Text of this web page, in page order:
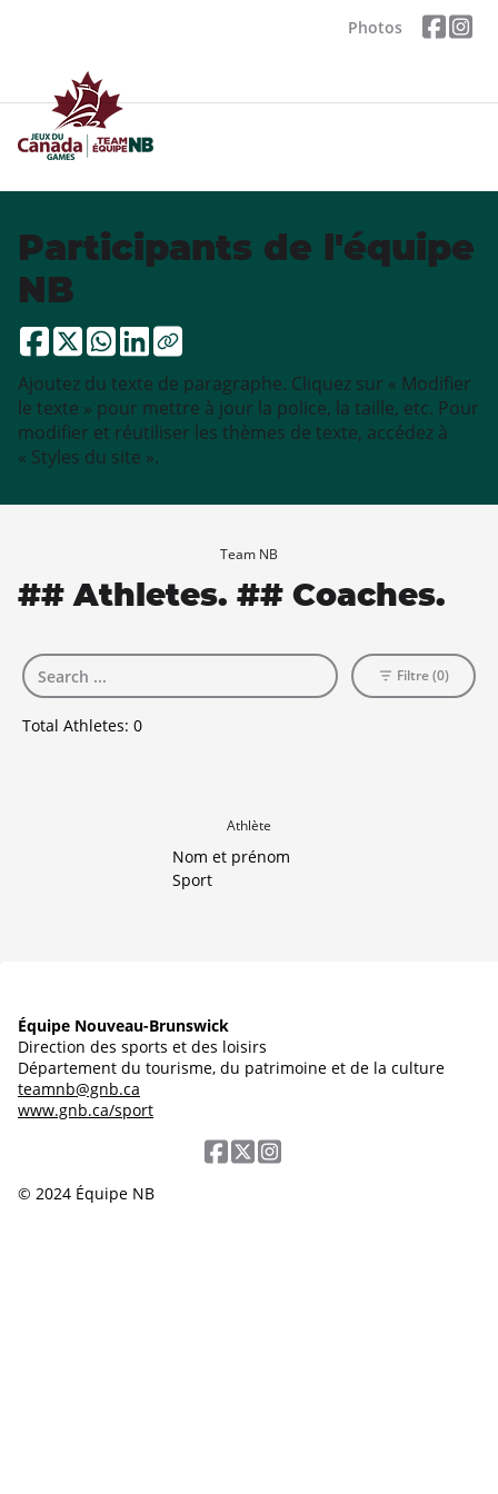
Photos
Participants de l'équipe
NB
Ajoutez du texte de paragraphe. Cliquez sur « Modifier
le texte » pour mettre à jour la police, la taille, etc. Pour
modifier et réutiliser les thèmes de texte, accédez à
« Styles du site ».
Team NB
## Athletes. ## Coaches.
Total Athletes: 0
Filtre (0)
Athlète
Nom et prénom
Sport
Équipe Nouveau-Brunswick
Direction des sports et des loisirs
Département du tourisme, du patrimoine et de la culture
teamnb@gnb.ca
www.gnb.ca/sport
© 2024 Équipe NB